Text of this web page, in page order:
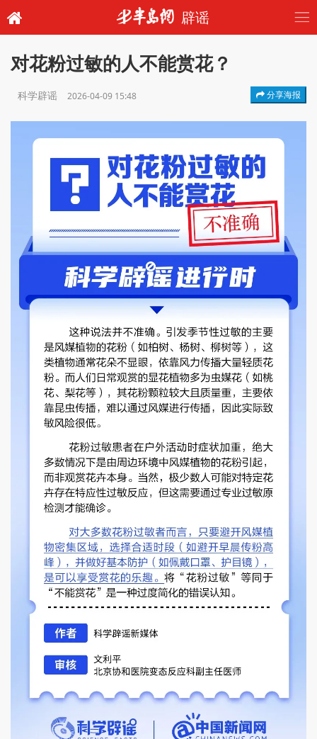
辟谣
对花粉过敏的人不能赏花？
科学辟谣 2026-04-09 15:48 分享海报